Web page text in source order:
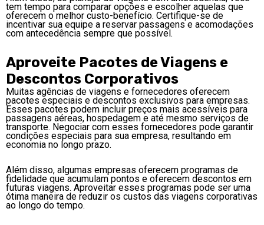
tem tempo para comparar opções e escolher aquelas que
oferecem o melhor custo-benefício. Certifique-se de
incentivar sua equipe a reservar passagens e acomodações
com antecedência sempre que possível.
Aproveite Pacotes de Viagens e
Descontos Corporativos
Muitas agências de viagens e fornecedores oferecem
pacotes especiais e descontos exclusivos para empresas.
Esses pacotes podem incluir preços mais acessíveis para
passagens aéreas, hospedagem e até mesmo serviços de
transporte. Negociar com esses fornecedores pode garantir
condições especiais para sua empresa, resultando em
economia no longo prazo.
Além disso, algumas empresas oferecem programas de
fidelidade que acumulam pontos e oferecem descontos em
futuras viagens. Aproveitar esses programas pode ser uma
ótima maneira de reduzir os custos das viagens corporativas
ao longo do tempo.